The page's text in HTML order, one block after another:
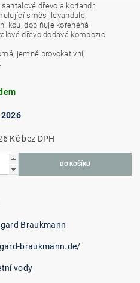
dřevo a koriandr.
směsi levandule,
doplňuje kořeněná
dřevo dodává kompozici
jemně provokativní,
508,26 Kč bez DPH
Braukmann
braukmann.de/
vody